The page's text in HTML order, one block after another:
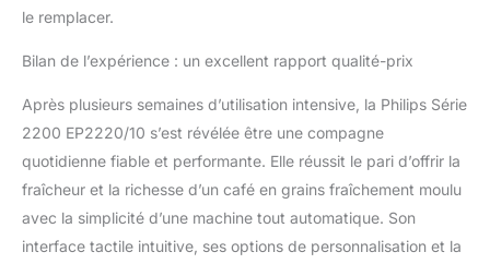
le remplacer.
Bilan de l’expérience : un excellent rapport qualité-prix
Après plusieurs semaines d’utilisation intensive, la Philips Série
2200 EP2220/10 s’est révélée être une compagne
quotidienne fiable et performante. Elle réussit le pari d’offrir la
fraîcheur et la richesse d’un café en grains fraîchement moulu
avec la simplicité d’une machine tout automatique. Son
interface tactile intuitive, ses options de personnalisation et la